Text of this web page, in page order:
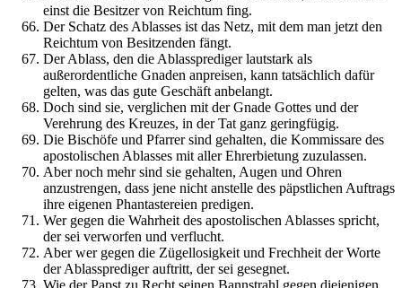
einst die Besitzer von Reichtum fing.
Der Schatz des Ablasses ist das Netz, mit dem man jetzt den
Reichtum von Besitzenden fängt.
Der Ablass, den die Ablassprediger lautstark als
außerordentliche Gnaden anpreisen, kann tatsächlich dafür
gelten, was das gute Geschäft anbelangt.
Doch sind sie, verglichen mit der Gnade Gottes und der
Verehrung des Kreuzes, in der Tat ganz geringfügig.
Die Bischöfe und Pfarrer sind gehalten, die Kommissare des
apostolischen Ablasses mit aller Ehrerbietung zuzulassen.
Aber noch mehr sind sie gehalten, Augen und Ohren
anzustrengen, dass jene nicht anstelle des päpstlichen Auftrags
ihre eigenen Phantastereien predigen.
Wer gegen die Wahrheit des apostolischen Ablasses spricht,
der sei verworfen und verflucht.
Aber wer gegen die Zügellosigkeit und Frechheit der Worte
der Ablassprediger auftritt, der sei gesegnet.
Wie der Papst zu Recht seinen Bannstrahl gegen diejenigen